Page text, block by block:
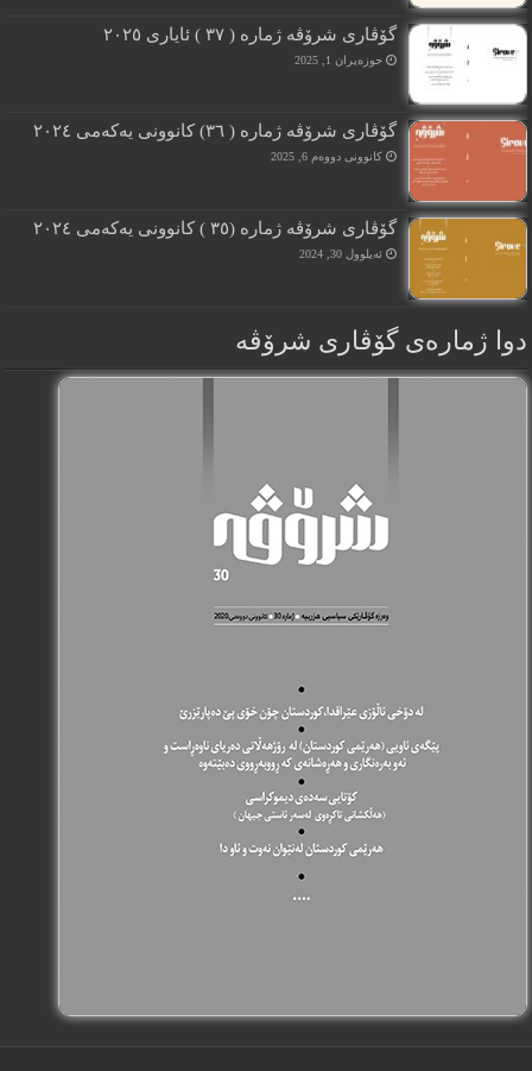
گۆڤارى شرۆڤە ژمارە ( ٣٧ ) ئایارى ٢٠٢٥
حوزه‌یران 1, 2025
گۆڤارى شرۆڤە ژمارە ( ٣٦) کانوونى یەکەمى ٢٠٢٤
کانوونی دووەم 6, 2025
گۆڤارى شرۆڤە ژمارە (٣٥ ) کانوونى یەکەمى ٢٠٢٤
ئەیلوول 30, 2024
دوا ژمارەی گۆڤاری شرۆڤه